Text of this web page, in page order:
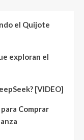
el Quijote
exploran el
[VIDEO]
Comprar